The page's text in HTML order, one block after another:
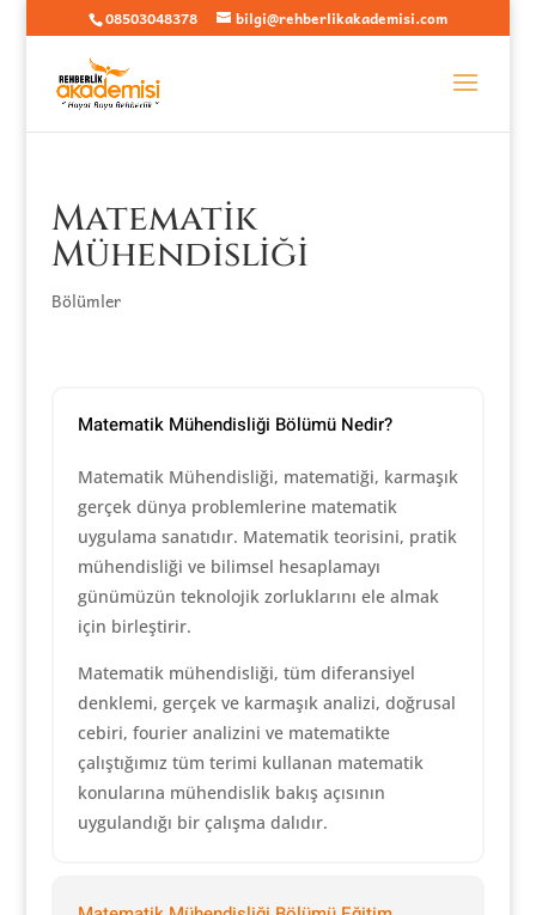
08503048378 bilgi@rehberlikakademisi.com
Matematik
Mühendisliği
Bölümler
Matematik Mühendisliği Bölümü Nedir?
Matematik Mühendisliği, matematiği, karmaşık
gerçek dünya problemlerine matematik
uygulama sanatıdır. Matematik teorisini, pratik
mühendisliği ve bilimsel hesaplamayı
günümüzün teknolojik zorluklarını ele almak
için birleştirir.
Matematik mühendisliği, tüm diferansiyel
denklemi, gerçek ve karmaşık analizi, doğrusal
cebiri, fourier analizini ve matematikte
çalıştığımız tüm terimi kullanan matematik
konularına mühendislik bakış açısının
uygulandığı bir çalışma dalıdır.